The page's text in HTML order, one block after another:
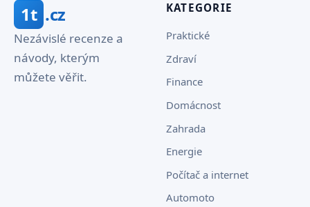
1t .cz
Nezávislé recenze a
návody, kterým
můžete věřit.
KATEGORIE
Praktické
Zdraví
Finance
Domácnost
Zahrada
Energie
Počítač a internet
Automoto